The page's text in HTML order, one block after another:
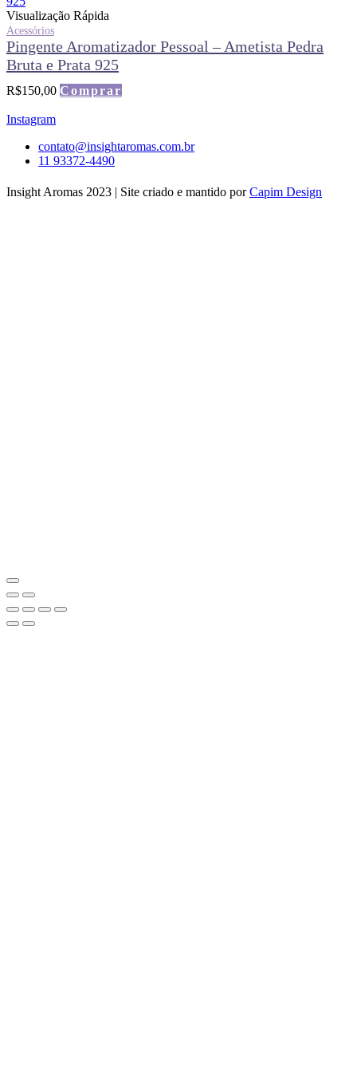
Visualização Rápida
Acessórios
Pingente Aromatizador Pessoal – Ametista Pedra
Bruta e Prata 925
R$150,00 Comprar
Instagram
contato@insightaromas.com.br
11 93372-4490
Insight Aromas 2023 | Site criado e mantido porCapim Design